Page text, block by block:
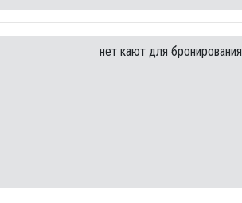
нет кают для бронирования